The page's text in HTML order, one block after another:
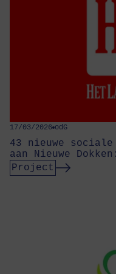
17/03/2026 odG
43 nieuwe
aan Nieuwe
Project